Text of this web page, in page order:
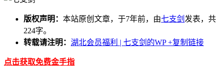
版权声明： 本站原创文章，于7年前，由七支剑 发表，共
224字。
转载请注明： 湖北会员福利 | 七支剑的WP+复制链接
点击获取免费金手指